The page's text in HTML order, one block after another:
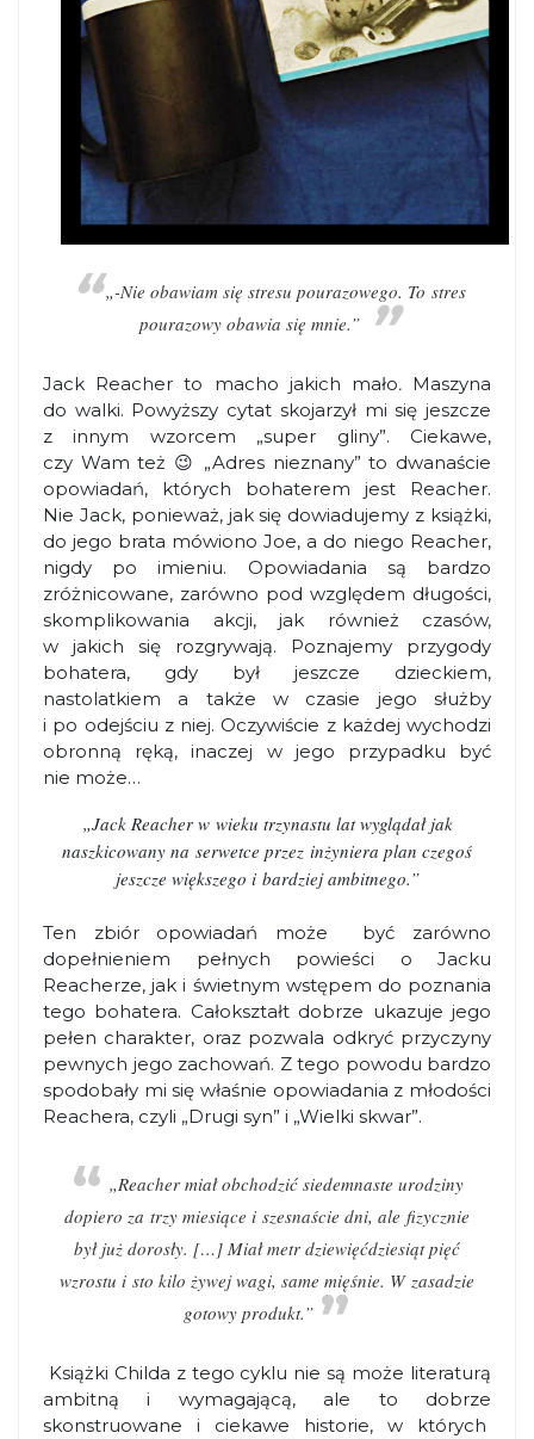
„-Nie obawiam się stresu pourazowego. To stres
pourazowy obawia się mnie.”
Jack Reacher to macho jakich mało.Maszyna
do walki. Powyższy cytat skojarzył mi się jeszcze
z innym wzorcem „super gliny”. Ciekawe,
czy Wam też 😉 „Adres nieznany” to dwanaście
opowiadań, których bohaterem jest Reacher.
Nie Jack, ponieważ, jak się dowiadujemy z książki,
do jego brata mówiono Joe, a do niego Reacher,
nigdy po imieniu. Opowiadania są bardzo
zróżnicowane, zarówno pod względem długości,
skomplikowania akcji, jak również czasów,
w jakich się rozgrywają. Poznajemy przygody
bohatera, gdy był jeszcze dzieckiem,
nastolatkiem a także w czasie jego służby
i po odejściu z niej. Oczywiście z każdej wychodzi
obronną ręką, inaczej w jego przypadku być
nie może…
„Jack Reacher w wieku trzynastu lat wyglądał jak
naszkicowany na serwetce przez inżyniera plan czegoś
jeszcze większego i bardziej ambitnego.”
Ten zbiór opowiadań może być zarówno
dopełnieniem pełnych powieści o Jacku
Reacherze, jak i świetnym wstępem do poznania
tego bohatera. Całokształt dobrze ukazuje jego
pełen charakter, oraz pozwala odkryć przyczyny
pewnych jego zachowań. Z tego powodu bardzo
spodobały mi się właśnie opowiadania z młodości
Reachera, czyli „Drugi syn” i „Wielki skwar”.
„Reacher miał obchodzić siedemnaste urodziny
dopiero za trzy miesiące i szesnaście dni, ale fizycznie
był już dorosły. […] Miał metr dziewięćdziesiąt pięć
wzrostu i sto kilo żywej wagi, same mięśnie. W zasadzie
gotowy produkt.”
Książki Childa z tego cyklu nie są może literaturą
ambitną i wymagającą, ale to dobrze
skonstruowane i ciekawe historie, w których